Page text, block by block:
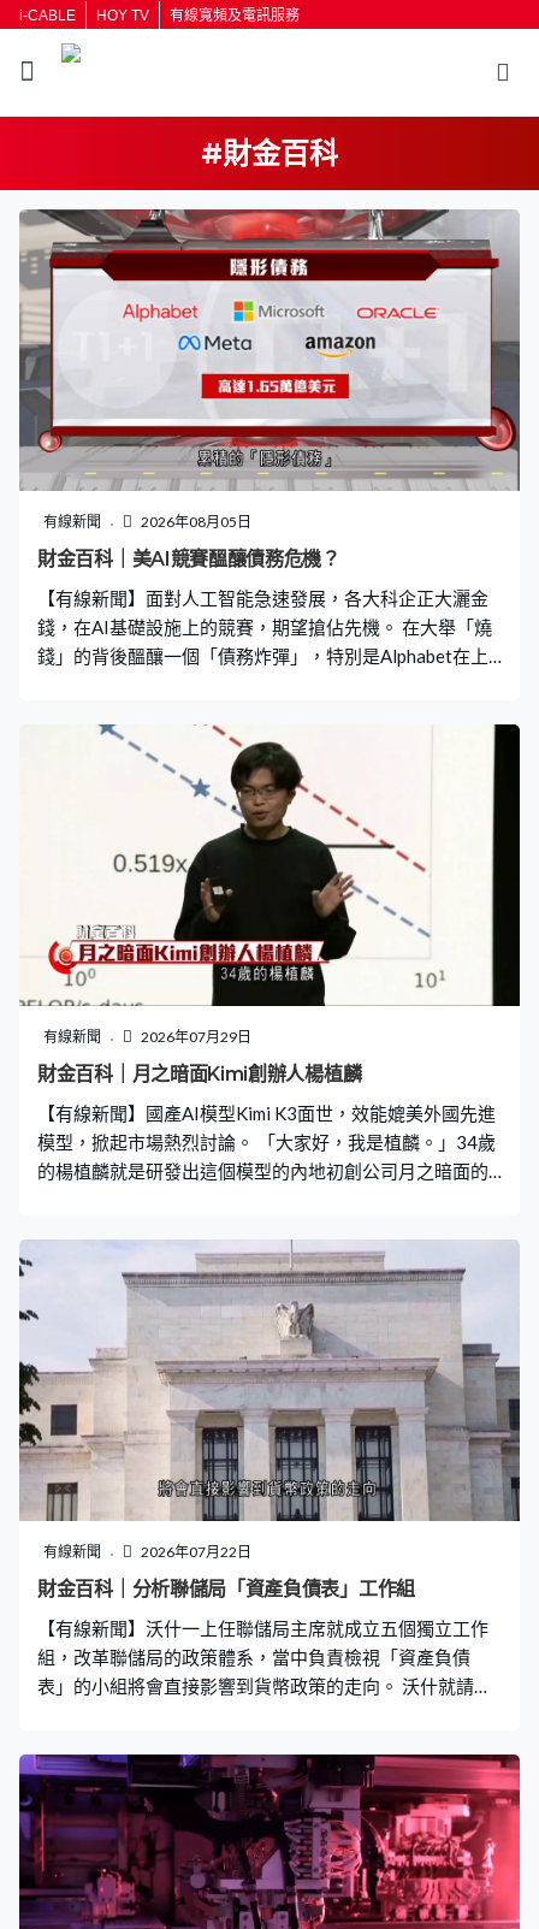
i-CABLE HOY TV 有線寬頻及電訊服務
#財金百科
有線新聞 2026年08月05日
財金百科｜美AI競賽醞釀債務危機？
【有線新聞】面對人工智能急速發展，各大科企正大灑金
錢，在AI基礎設施上的競賽，期望搶佔先機。 在大舉「燒
錢」的背後醞釀一個「債務炸彈」，特別是Alphabet在上
中心作2,500億美元的巨額信貸擔保，消息隨即觸發英偉達
反映其信貸違約風險的CDS創歷來最大單日升幅。 英偉達
這類互聯交易再令市場關注「循環融資」帶來的債務風
險，因為越來越多企業利用資金資助未來的客戶，再引領
客戶回頭購買其產品。這樣的「永動機」模式，一旦AI需
求不及預期，將可能令整條產業鏈造成「火燒連環船」式
的損失。 據統計，單單是Alphabet、微軟、亞馬遜、Meta
及甲骨文五間美國科技巨企累積的「隱形債務」，已經高
達1.65萬億美元，4年間激增8倍。當中Meta表外債務經已
高達約4,200億美元，是帳面負債的2.8倍。甲骨文的隱性
債務過去4年內更暴增逾30倍，由於過度的資本開支，導
致標普下調其信貸評級，評級僅較垃圾級別高一級。 有分
析認為，對於超大規模算力的科企現時已不能再只關心盈
利增長，應轉為注視CDS的走向
有線新聞 2026年07月29日
財金百科｜月之暗面Kimi創辦人楊植麟
【有線新聞】國產AI模型Kimi K3面世，效能媲美外國先進
模型，掀起市場熱烈討論。 「大家好，我是植麟。」34歲
的楊植麟就是研發出這個模型的內地初創公司月之暗面的
生，並最終以高考667分成績成為汕頭理科狀元，入讀清
華，創下「三次被清華錄取」傳奇，其後再在美國完成博
士學位。但他沒有選擇蘋果及Google等科技公司的高薪厚
職，毅然選擇回國發展。 2023年初月之暗面成立公司英文
名「Moonshot」，意指登月計劃，反映楊植麟挑戰高難度
的決心。短短兩年間，月之暗面估值突破百億美元，成為
最快晉身「十角獸」行列的內地企業之一。月之暗面最新
作品Kimi K3以破紀錄2.8萬億參數規模，成為目前全球最
大開源模型，效能逼近Claude及ChatGPT等國際頂尖模
型。 公司計劃下月啟動上市前最後一輪融資談判，目標估
值約3,900億港元，預計最快半年內可以實現港股掛牌上市
的目標。
有線新聞 2026年07月22日
財金百科｜分析聯儲局「資產負債表」工作組
【有線新聞】沃什一上任聯儲局主席就成立五個獨立工作
組，改革聯儲局的政策體系，當中負責檢視「資產負債
表」的小組將會直接影響到貨幣政策的走向。 沃什就請來
儲局資產負債表規模過大，干擾市場定價機制，導致資產
泡沬，因此工作組的建議將可能成為「縮表」的路線圖。
而三位工作組領導人將會如何協助沃什呢？戴南和斯坦都
曾在美國政府工作，在奧巴馬執政期間，戴南擔任過財政
部首席經濟師斯坦就出任聯儲局理事。戴南長期研究於家
庭債務、住房市場與消費行為，因此預計她會專注於處理